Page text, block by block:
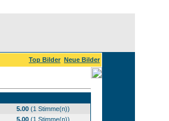
Top Bilder Neue Bilder
5.00 (1 Stimme(n))
5.00 (1 Stimme(n))